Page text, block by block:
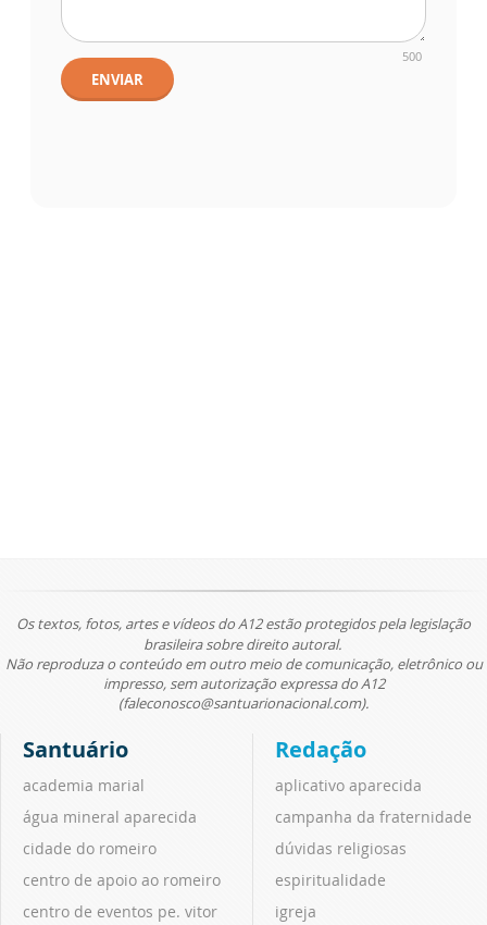
500
ENVIAR
Os textos, fotos, artes e vídeos do A12 estão protegidos pela legislação
brasileira sobre direito autoral.
Não reproduza o conteúdo em outro meio de comunicação, eletrônico ou
impresso, sem autorização expressa do A12
(faleconosco@santuarionacional.com).
Santuário
academia marial
água mineral aparecida
cidade do romeiro
centro de apoio ao romeiro
centro de eventos pe. vitor
Redação
aplicativo aparecida
campanha da fraternidade
dúvidas religiosas
espiritualidade
igreja